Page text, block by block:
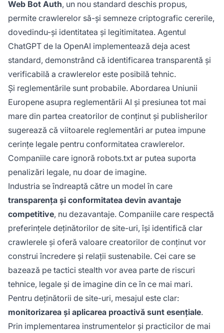
Web Bot Auth, un nou standard deschis propus,
permite crawlerelor să-și semneze criptografic cererile,
dovedindu-și identitatea și legitimitatea. Agentul
ChatGPT de la OpenAI implementează deja acest
standard, demonstrând că identificarea transparentă și
verificabilă a crawlerelor este posibilă tehnic.
Și reglementările sunt probabile. Abordarea Uniunii
Europene asupra reglementării AI și presiunea tot mai
mare din partea creatorilor de conținut și publisherilor
sugerează că viitoarele reglementări ar putea impune
cerințe legale pentru conformitatea crawlerelor.
Companiile care ignoră robots.txt ar putea suporta
penalizări legale, nu doar de imagine.
Industria se îndreaptă către un model în care
transparența și conformitatea devin avantaje
competitive, nu dezavantaje. Companiile care respectă
preferințele deținătorilor de site-uri, își identifică clar
crawlerele și oferă valoare creatorilor de conținut vor
construi încredere și relații sustenabile. Cei care se
bazează pe tactici stealth vor avea parte de riscuri
tehnice, legale și de imagine din ce în ce mai mari.
Pentru deținătorii de site-uri, mesajul este clar:
monitorizarea și aplicarea proactivă sunt esențiale.
Prin implementarea instrumentelor și practicilor de mai